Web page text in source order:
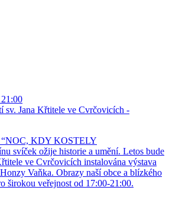
sv. Jana Křtitele ve Cvrčovicích -
“NOC, KDY KOSTELY
svíček ožije historie a umění. Letos bude
ve Cvrčovicích instalována výstava
Vaňka. Obrazy naší obce a blízkého
širokou veřejnost od 17:00-21:00.